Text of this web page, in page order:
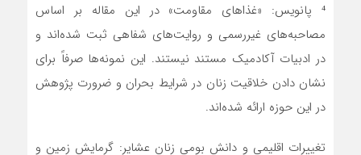
⁴ پانویس: «غذاهای مقاومت» در این مقاله بر اساس
مصاحبه‌های غیررسمی و روایت‌های شفاهی ثبت شده‌اند و
در ادبیات آکادمیک مستند نیستند. این نمونه‌ها صرفاً برای
نشان دادن خلاقیت زنان در شرایط بحران و ضرورت پژوهش
در این حوزه ارائه شده‌اند.
تغییرات اقلیمی و دانش بومی زنان عشایر: گرمایش زمین و